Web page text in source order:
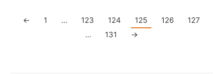
← 1 … 123 124 125 126
127
…
131 →